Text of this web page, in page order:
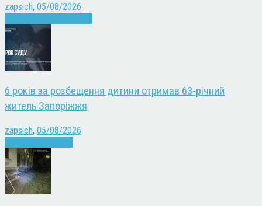
zapsich, 05/08/2026
6 років за розбещення дитини отримав 63-річний
житель Запоріжжя
zapsich, 05/08/2026